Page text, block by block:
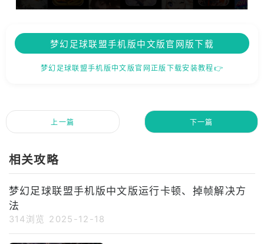
梦幻足球联盟手机版中文版官网版下载
梦幻足球联盟手机版中文版官网正版下载安装教程👉
上一篇 下一篇
相关攻略
梦幻足球联盟手机版中文版运行卡顿、掉帧解决方
法
314浏览 2025-12-18